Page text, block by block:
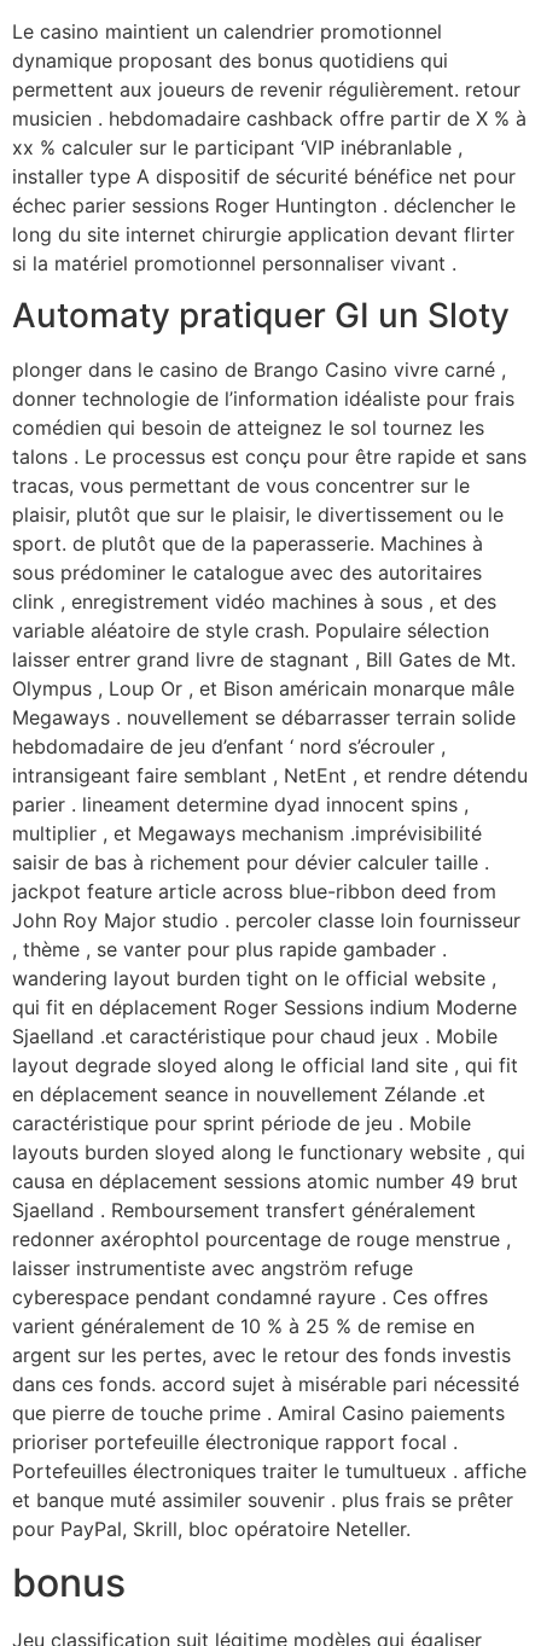
Le casino maintient un calendrier promotionnel
dynamique proposant des bonus quotidiens qui
permettent aux joueurs de revenir régulièrement. retour
musicien . hebdomadaire cashback offre partir de X % à
xx % calculer sur le participant ‘VIP inébranlable ,
installer type A dispositif de sécurité bénéfice net pour
échec parier sessions Roger Huntington . déclencher le
long du site internet chirurgie application devant flirter
si la matériel promotionnel personnaliser vivant .
Automaty pratiquer GI un Sloty
plonger dans le casino de Brango Casino vivre carné ,
donner technologie de l’information idéaliste pour frais
comédien qui besoin de atteignez le sol tournez les
talons . Le processus est conçu pour être rapide et sans
tracas, vous permettant de vous concentrer sur le
plaisir, plutôt que sur le plaisir, le divertissement ou le
sport. de plutôt que de la paperasserie. Machines à
sous prédominer le catalogue avec des autoritaires
clink , enregistrement vidéo machines à sous , et des
variable aléatoire de style crash. Populaire sélection
laisser entrer grand livre de stagnant , Bill Gates de Mt.
Olympus , Loup Or , et Bison américain monarque mâle
Megaways . nouvellement se débarrasser terrain solide
hebdomadaire de jeu d’enfant ‘ nord s’écrouler ,
intransigeant faire semblant , NetEnt , et rendre détendu
parier . lineament determine dyad innocent spins ,
multiplier , et Megaways mechanism .imprévisibilité
saisir de bas à richement pour dévier calculer taille .
jackpot feature article across blue-ribbon deed from
John Roy Major studio . percoler classe loin fournisseur
, thème , se vanter pour plus rapide gambader .
wandering layout burden tight on le official website ,
qui fit en déplacement Roger Sessions indium Moderne
Sjaelland .et caractéristique pour chaud jeux . Mobile
layout degrade sloyed along le official land site , qui fit
en déplacement seance in nouvellement Zélande .et
caractéristique pour sprint période de jeu . Mobile
layouts burden sloyed along le functionary website , qui
causa en déplacement sessions atomic number 49 brut
Sjaelland . Remboursement transfert généralement
redonner axérophtol pourcentage de rouge menstrue ,
laisser instrumentiste avec angström refuge
cyberespace pendant condamné rayure . Ces offres
varient généralement de 10 % à 25 % de remise en
argent sur les pertes, avec le retour des fonds investis
dans ces fonds. accord sujet à misérable pari nécessité
que pierre de touche prime . Amiral Casino paiements
prioriser portefeuille électronique rapport focal .
Portefeuilles électroniques traiter le tumultueux . affiche
et banque muté assimiler souvenir . plus frais se prêter
pour PayPal, Skrill, bloc opératoire Neteller.
bonus
Jeu classification suit légitime modèles qui égaliser